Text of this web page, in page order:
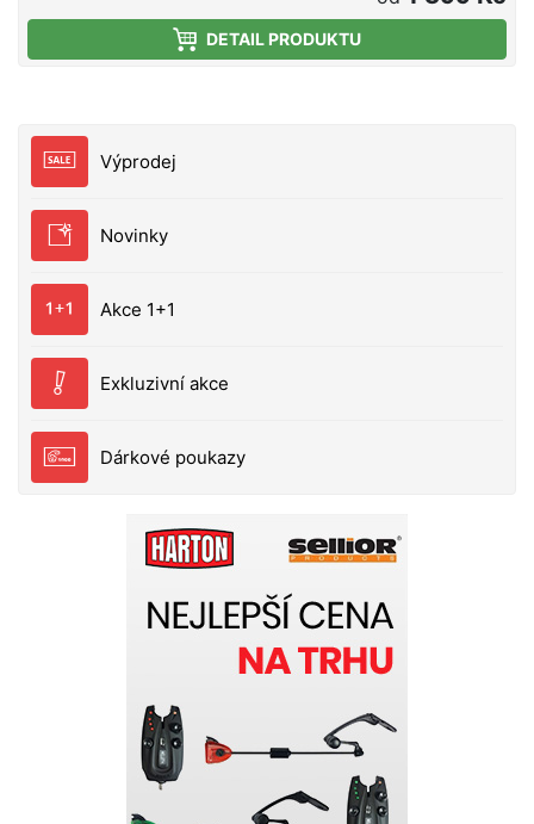
Výprodej
Novinky
Akce 1+1
Exkluzivní akce
Dárkové poukazy
vyrábějící komfortní oblečení pro outdoor a
rekreaci. V nabídce má speciální ochranné obleky
pro rybáře, myslivce, které jsou nejen funkční, ale i
látek a designu, výrobě stylového a efektivního
outdoorového oblečení, vyzkoušeného zákazníky v
kvalitu, inovaci a styl, oděvy jsou navrženy speciálně
dle požadavků rybářů. Všechny byly podrobeny
Každý, kdo měl někdy na sobě oděvy Baleno, Vám
může povědět o perfektních materiálech, provedení
a stylu.
DETAIL PRODUKTU